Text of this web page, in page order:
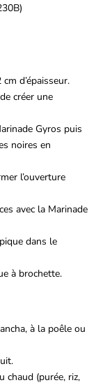
d’épaisseur.
créer une
Gyros puis
noires en
l’ouverture
avec la Marinade
dans le
à brochette.
à la poêle ou
chaud (purée, riz,